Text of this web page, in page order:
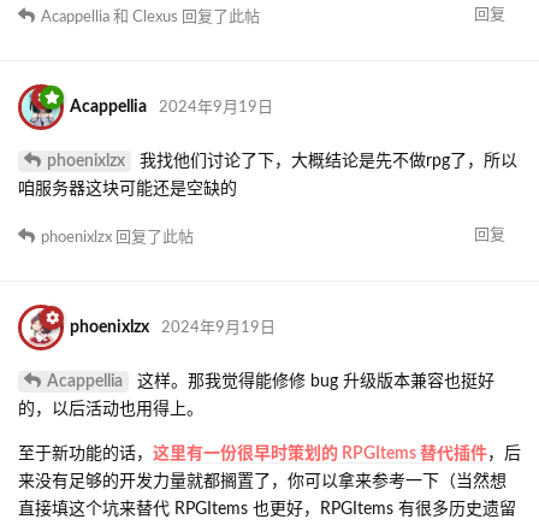
回复
Acappellia 和 Clexus 回复了此帖
Acappellia 2024年9月19日
phoenixlzx
我找他们讨论了下，大概结论是先不做rpg了，所以
咱服务器这块可能还是空缺的
回复
phoenixlzx 回复了此帖
phoenixlzx 2024年9月19日
Acappellia
这样。那我觉得能修修 bug 升级版本兼容也挺好
的，以后活动也用得上。
至于新功能的话， 这里有一份很早时策划的 RPGItems 替代插件，后
来没有足够的开发力量就都搁置了，你可以拿来参考一下（当然想
直接填这个坑来替代 RPGItems 也更好，RPGItems 有很多历史遗留